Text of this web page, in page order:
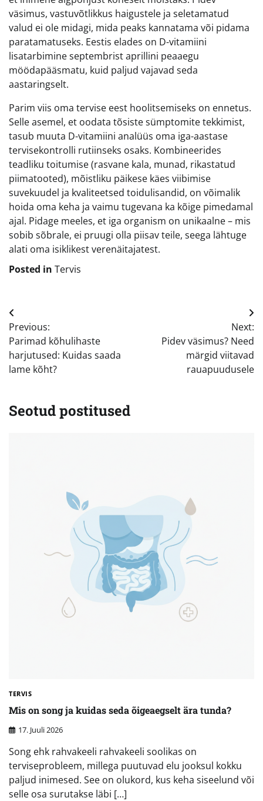
väsimus, vastuvõtlikkus haigustele ja seletamatud
valud ei ole midagi, mida peaks kannatama või pidama
paratamatuseks. Eestis elades on D-vitamiini
lisatarbimine septembrist aprillini peaaegu
möödapääsmatu, kuid paljud vajavad seda
aastaringselt.
Parim viis oma tervise eest hoolitsemiseks on ennetus.
Selle asemel, et oodata tõsiste sümptomite tekkimist,
tasub muuta D-vitamiini analüüs oma iga-aastase
tervisekontrolli rutiinseks osaks. Kombineerides
teadliku toitumise (rasvane kala, munad, rikastatud
piimatooted), mõistliku päikese käes viibimise
suvekuudel ja kvaliteetsed toidulisandid, on võimalik
hoida oma keha ja vaimu tugevana ka kõige pimedamal
ajal. Pidage meeles, et iga organism on unikaalne – mis
sobib sõbrale, ei pruugi olla piisav teile, seega lähtuge
alati oma isiklikest verenäitajatest.
Posted in Tervis
Navigeerimine
Previous:
Parimad kõhulihaste
harjutused: Kuidas saada
lame kõht?
Next:
Pidev väsimus? Need
märgid viitavad
rauapuudusele
Seotud postitused
TERVIS
Mis on song ja kuidas seda õigeaegselt ära tunda?
17. Juuli 2026
Song ehk rahvakeeli rahvakeeli soolikas on
terviseprobleem, millega puutuvad elu jooksul kokku
paljud inimesed. See on olukord, kus keha siseelund või
selle osa surutakse läbi […]